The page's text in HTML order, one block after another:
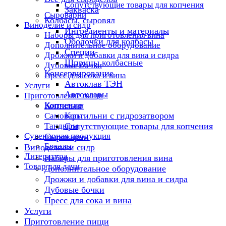
Сопутствующие товары для копчения
Сыроварни
Виноделие и сидр
Наборы для приготовления вина
Дополнительное оборудование
Дрожжи и добавки для вина и сидра
Дубовые бочки
Пресс для сока и вина
Услуги
Приготовление пищи
Коптильни
Самовары
Тандыры
Сувенирная продукция
Бокалы
Литература
Товар для дачи
Закваска
Колбасы, сыровял
Ингредиенты и материалы
Оболочки для колбасы
Специи
Шприцы колбасные
Консервирование
Автоклав ТЭН
Автоклавы
Копчение
Коптильни с гидрозатвором
Сопутствующие товары для копчения
Сыроварни
Виноделие и сидр
Наборы для приготовления вина
Дополнительное оборудование
Дрожжи и добавки для вина и сидра
Дубовые бочки
Пресс для сока и вина
Услуги
Приготовление пищи